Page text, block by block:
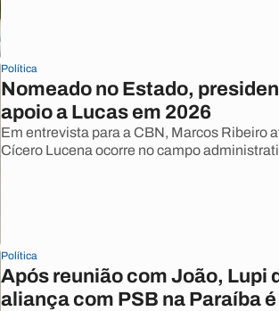
Política
Nomeado no Estado,
apoio a Lucas em 2026
Em entrevista para a CBN, Marcos Ribeiro
Cícero Lucena ocorre no campo
Política
Após reunião com João, Lupi
aliança com PSB na Paraíba é